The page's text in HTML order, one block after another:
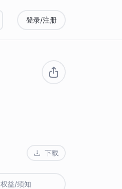
登录/注册
下载
权益/须知